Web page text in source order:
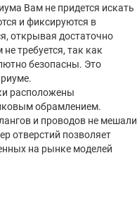
Вам не придется искать
и фиксируются в
открывая достаточно
требуется, так как
безопасны. Это
расположены
обрамлением.
и проводов не мешали
отверстий позволяет
на рынке моделей